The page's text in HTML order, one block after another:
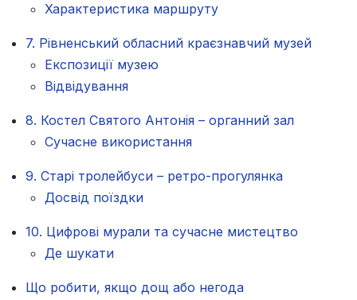
Характеристика маршруту
7. Рівненський обласний краєзнавчий музей
Експозиції музею
Відвідування
8. Костел Святого Антонія – органний зал
Сучасне використання
9. Старі тролейбуси – ретро-прогулянка
Досвід поїздки
10. Цифрові мурали та сучасне мистецтво
Де шукати
Що робити, якщо дощ або негода